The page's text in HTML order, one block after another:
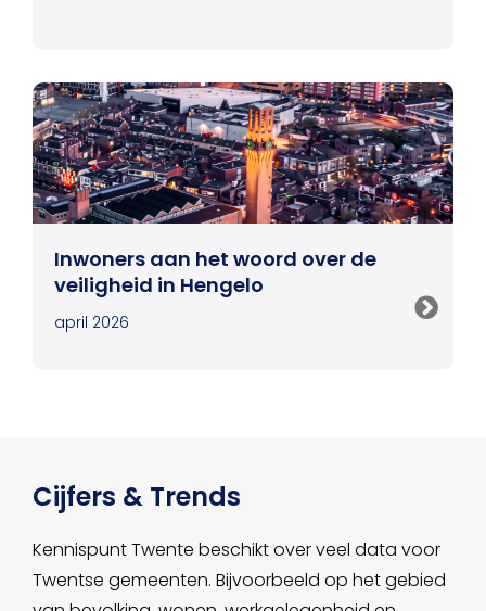
Inwoners aan het woord over de
veiligheid in Hengelo
april 2026
Cijfers & Trends
Kennispunt Twente beschikt over veel data voor
Twentse gemeenten. Bijvoorbeeld op het gebied